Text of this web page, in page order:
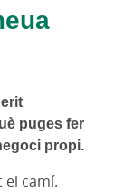
puges fer
propi.
el camí.